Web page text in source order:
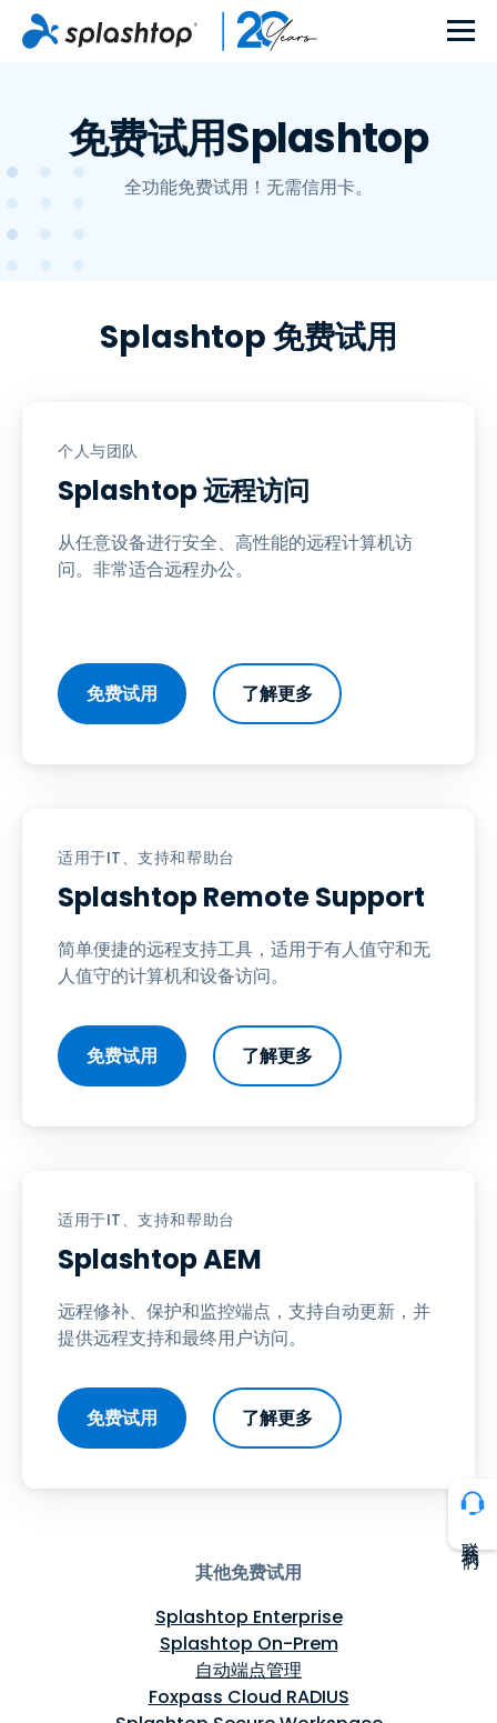
免费试用Splashtop
全功能免费试用！无需信用卡。
Splashtop 免费试用
个人与团队
Splashtop 远程访问
从任意设备进行安全、高性能的远程计算机访
问。非常适合远程办公。
免费试用 了解更多
适用于IT、支持和帮助台
Splashtop Remote Support
简单便捷的远程支持工具，适用于有人值守和无
人值守的计算机和设备访问。
免费试用 了解更多
适用于IT、支持和帮助台
Splashtop AEM
远程修补、保护和监控端点，支持自动更新，并
提供远程支持和最终用户访问。
免费试用 了解更多
其他免费试用
Splashtop Enterprise
Splashtop On-Prem
自动端点管理
Foxpass Cloud RADIUS